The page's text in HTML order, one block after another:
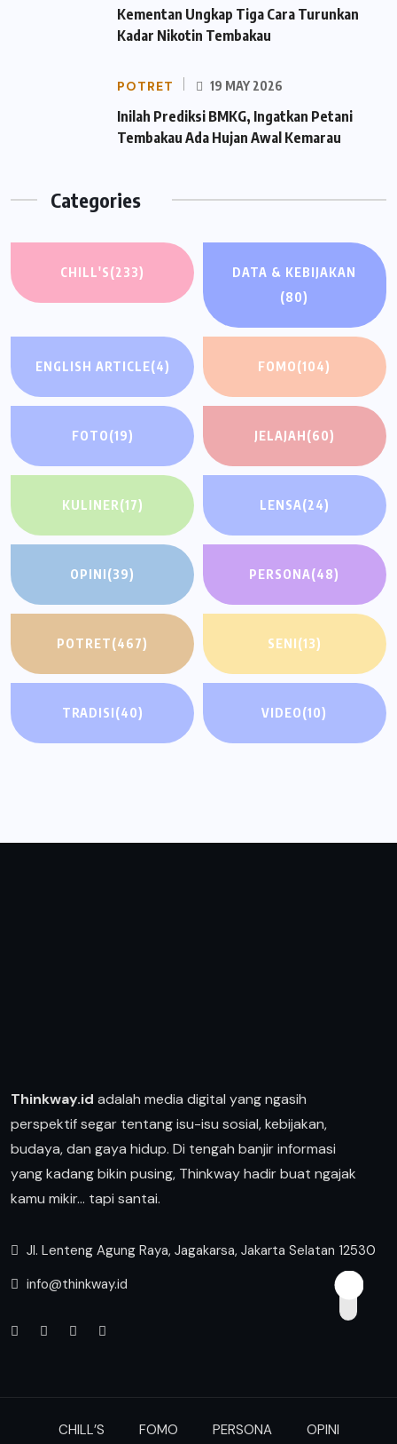
Kementan Ungkap Tiga Cara Turunkan
Kadar Nikotin Tembakau
POTRET 19 MAY 2026
Inilah Prediksi BMKG, Ingatkan Petani
Tembakau Ada Hujan Awal Kemarau
Categories
CHILL'S(233)
DATA & KEBIJAKAN
(80)
ENGLISH ARTICLE(4) FOMO(104)
FOTO(19) JELAJAH(60)
KULINER(17) LENSA(24)
OPINI(39) PERSONA(48)
POTRET(467) SENI(13)
TRADISI(40) VIDEO(10)
Thinkway.id adalah media digital yang ngasih
perspektif segar tentang isu-isu sosial, kebijakan,
budaya, dan gaya hidup. Di tengah banjir informasi
yang kadang bikin pusing, Thinkway hadir buat ngajak
kamu mikir… tapi santai.
Jl. Lenteng Agung Raya, Jagakarsa, Jakarta Selatan 12530
info@thinkway.id
CHILL’S FOMO PERSONA OPINI